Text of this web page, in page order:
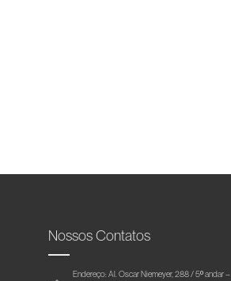
Nossos Contatos
Endereço: Al. Oscar Niemeyer, 288 / 5º andar –